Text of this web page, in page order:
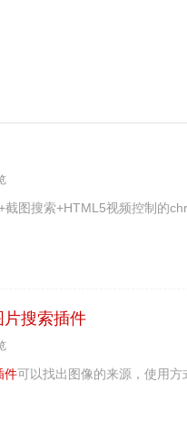
图搜索+HTML5视频控制的
片搜索插件
件可以找出图像的来源，使用方